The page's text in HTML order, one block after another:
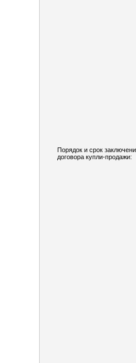
Порядок и срок
договора купли-продажи: